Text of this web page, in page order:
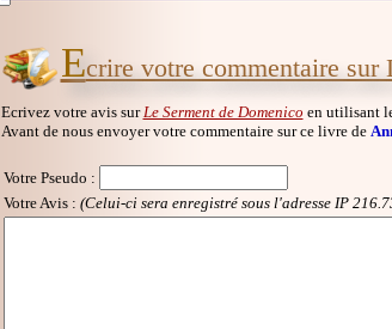
Ecrire votre commentaire sur
Ecrivez votre avis sur Le Serment de Domenico en utilisant
Avant de nous envoyer votre commentaire sur ce livre de
Votre Pseudo :
Votre Avis : (Celui-ci sera enregistré sous l'adresse IP